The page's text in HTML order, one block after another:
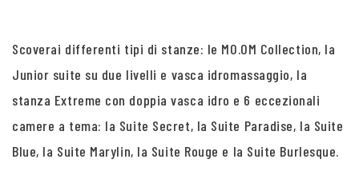
Scoverai differenti tipi di stanze: le MO.OM Collection, la
Junior suite su due livelli e vasca idromassaggio, la
stanza Extreme con doppia vasca idro e 6 eccezionali
camere a tema: la Suite Secret, la Suite Paradise, la Suite
Blue, la Suite Marylin, la Suite Rouge e la Suite Burlesque.